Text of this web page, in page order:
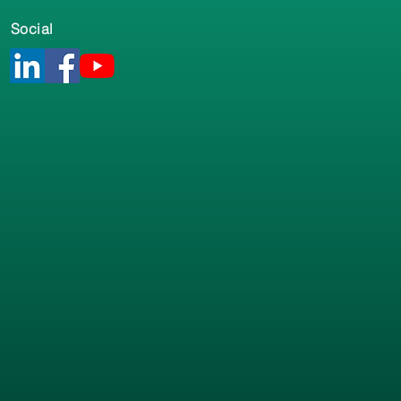
Social